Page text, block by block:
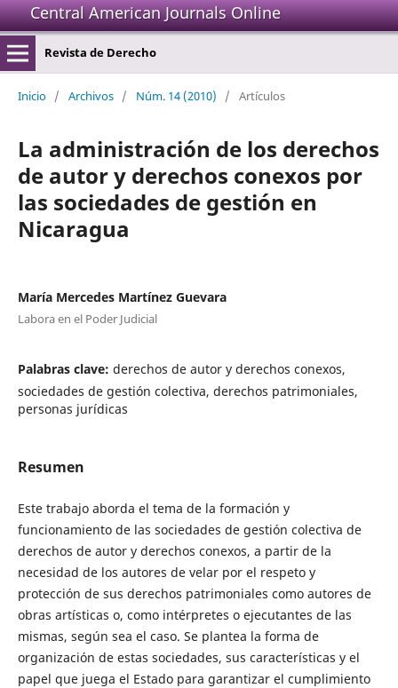
Central American Journals Online
Revista de Derecho
Inicio / Archivos / Núm. 14 (2010) / Artículos
La administración de los derechos
de autor y derechos conexos por
las sociedades de gestión en
Nicaragua
María Mercedes Martínez Guevara
Labora en el Poder Judicial
Palabras clave: derechos de autor y derechos conexos,
sociedades de gestión colectiva, derechos patrimoniales,
personas jurídicas
Resumen
Este trabajo aborda el tema de la formación y
funcionamiento de las sociedades de gestión colectiva de
derechos de autor y derechos conexos, a partir de la
necesidad de los autores de velar por el respeto y
protección de sus derechos patrimoniales como autores de
obras artísticas o, como intérpretes o ejecutantes de las
mismas, según sea el caso. Se plantea la forma de
organización de estas sociedades, sus características y el
papel que juega el Estado para garantizar el cumplimiento